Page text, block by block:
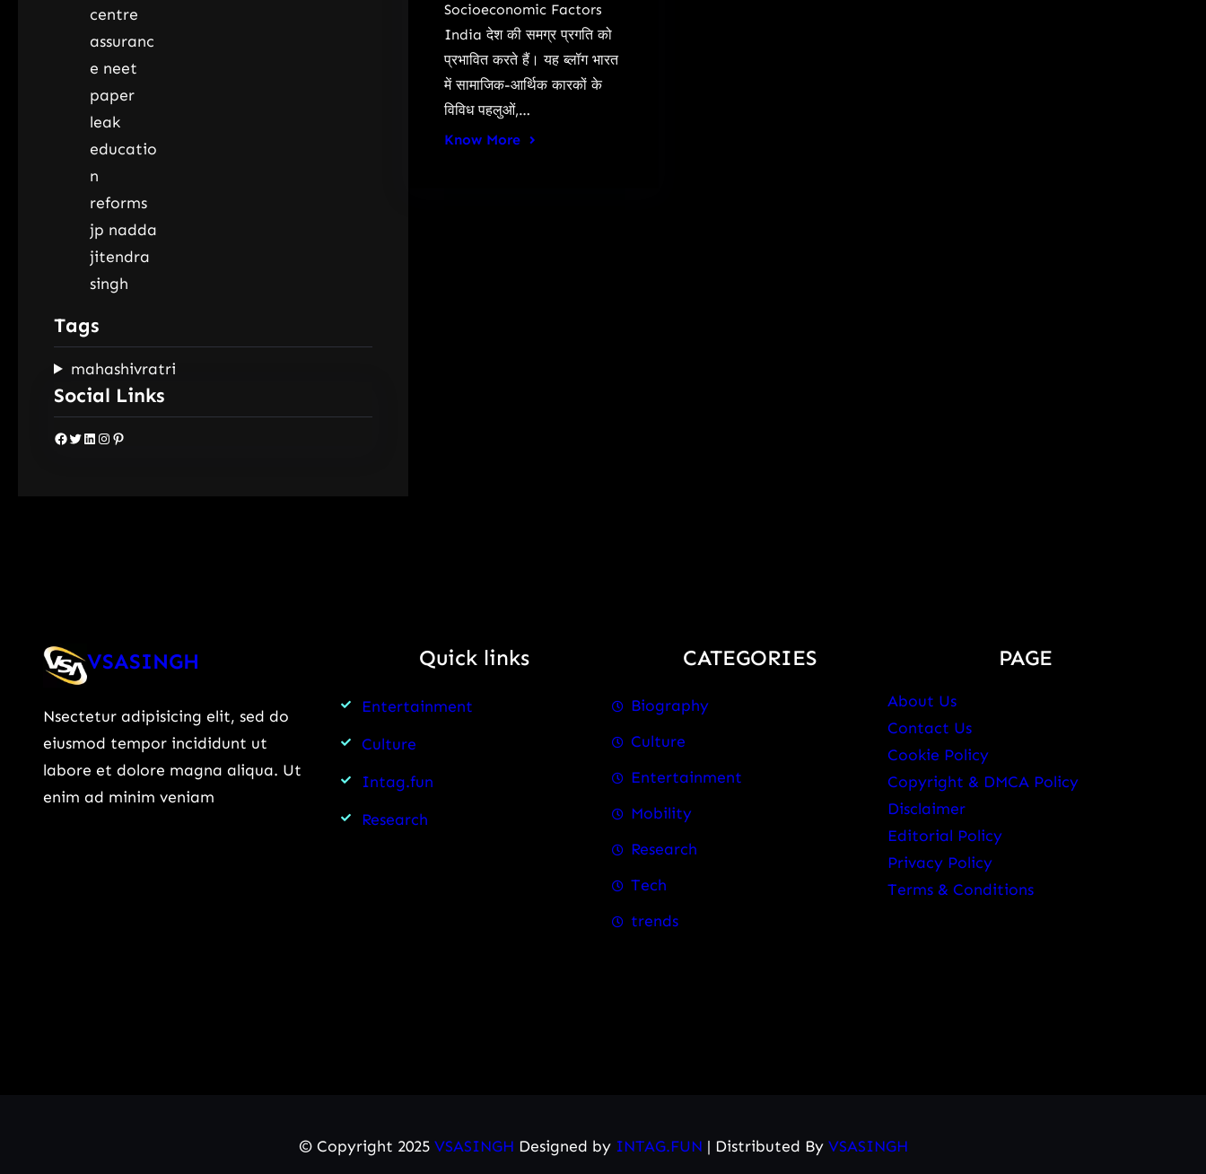
Tags
mahashivratri
Social Links
Facebook Twitter LinkedIn Instagram Pinterest
Socioeconomic Factors
India देश की समग्र प्रगति को
प्रभावित करते हैं। यह ब्लॉग भारत
में सामाजिक-आर्थिक कारकों के
विविध पहलुओं,…
Know More
VSASINGH
Nsectetur adipisicing elit, sed do
eiusmod tempor incididunt ut
labore et dolore magna aliqua. Ut
enim ad minim veniam
Quick links
Entertainment
Culture
Intag.fun
Research
CATEGORIES
Biography
Culture
Entertainment
Mobility
Research
Tech
trends
PAGE
About Us
Contact Us
Cookie Policy
Copyright & DMCA Policy
Disclaimer
Editorial Policy
Privacy Policy
Terms & Conditions
© Copyright 2025 VSASINGH Designed by INTAG.FUN | Distributed By VSASINGH